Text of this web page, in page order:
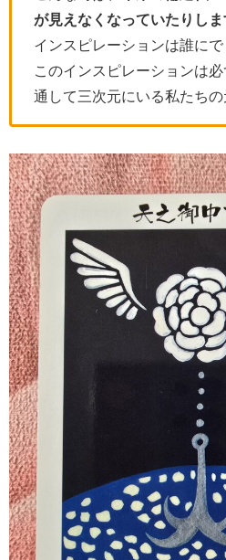
が見えなくなっていたりしま
インスピレーションは誰にで
このインスピレーションは
通して三次元にいる私たちの